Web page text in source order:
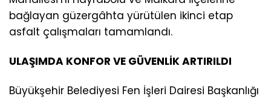
bağlayan güzergâhta yürütülen ikinci etap
asfalt çalışmaları tamamlandı.
ULAŞIMDA KONFOR VE GÜVENLİK ARTIRILDI
Büyükşehir Belediyesi Fen İşleri Dairesi Başkanlığı